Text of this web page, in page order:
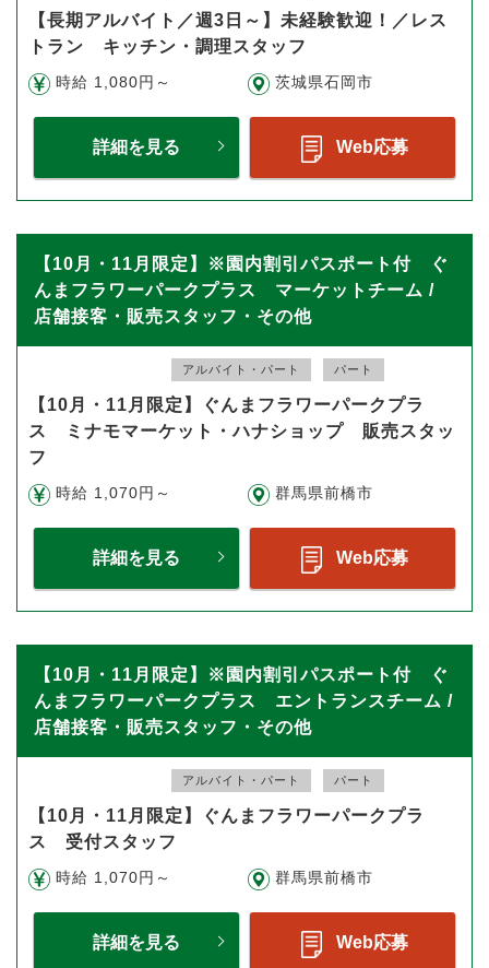
【長期アルバイト／週3日～】未経験歓迎！／レス
トラン キッチン・調理スタッフ
時給 1,080円～ 茨城県石岡市
詳細を見る Web応募
【10月・11月限定】※園内割引パスポート付 ぐ
んまフラワーパークプラス マーケットチーム /
店舗接客・販売スタッフ・その他
アルバイト・パート パート
【10月・11月限定】ぐんまフラワーパークプラ
ス ミナモマーケット・ハナショップ 販売スタッ
フ
時給 1,070円～ 群馬県前橋市
詳細を見る Web応募
【10月・11月限定】※園内割引パスポート付 ぐ
んまフラワーパークプラス エントランスチーム /
店舗接客・販売スタッフ・その他
アルバイト・パート パート
【10月・11月限定】ぐんまフラワーパークプラ
ス 受付スタッフ
時給 1,070円～ 群馬県前橋市
詳細を見る Web応募